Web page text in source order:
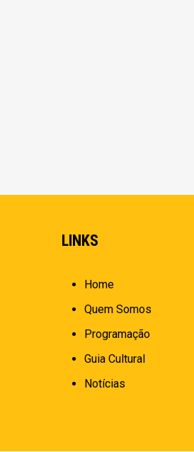
LINKS
Home
Quem Somos
Programação
Guia Cultural
Notícias